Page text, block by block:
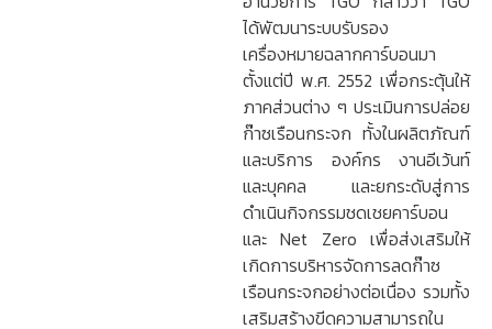
ได้พัฒนาระบบรับรอง
เครื่องหมายฉลากคาร์บอนมา
ตั้งแต่ปี พ.ศ. 2552 เพื่อกระตุ้นให้
ภาคส่วนต่าง ๆ ประเมินการปล่อย
ก๊าซเรือนกระจก ทั้งในผลิตภัณฑ์
และบริการ องค์กร งานอีเว้นท์
และบุคคล และยกระดับสู่การ
ดำเนินกิจกรรมชดเชยคาร์บอน
และ Net Zero เพื่อส่งเสริมให้
เกิดการบริหารจัดการลดก๊าซ
เรือนกระจกอย่างต่อเนื่อง รวมทั้ง
เสริมสร้างขีดความสามารถใน